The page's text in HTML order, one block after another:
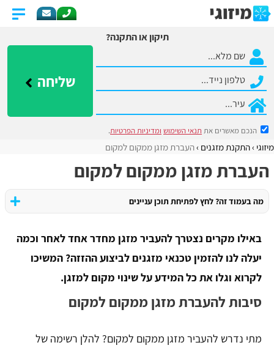
תיקון או התקנה?
שליחה
הנכם מאשרים את תנאי השימוש ומדיניות הפרטיות.
מיזוגי התקנת מזגנים העברת מזגן ממקום למקום
העברת מזגן ממקום למקום
מה בעמוד זה? לחץ לפתיחת תוכן עניינים
באילו מקרים נצטרך להעביר מזגן מחדר אחד לאחר וכמה
יעלה לנו להזמין טכנאי מזגנים לביצוע ההזזה? המשיכו
לקרוא וגלו את כל המידע על שינוי מקום למזגן.
סיבות להעברת מזגן ממקום למקום
מתי נדרש להעביר מזגן ממקום למקום? להלן רשימה של